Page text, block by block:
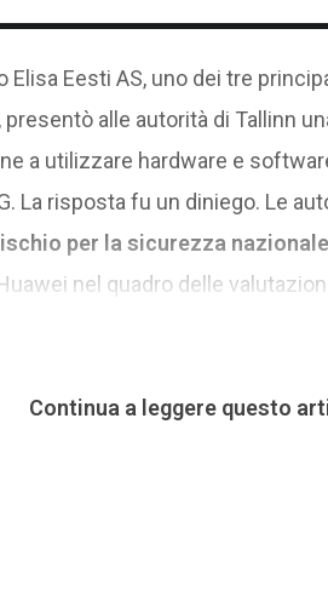
Elisa Eesti AS, uno dei tre
presentò alle autorità di Tallinn
a utilizzare hardware e
La risposta fu un diniego. Le
per la sicurezza nazionale
nel quadro delle
Continua a leggere questo